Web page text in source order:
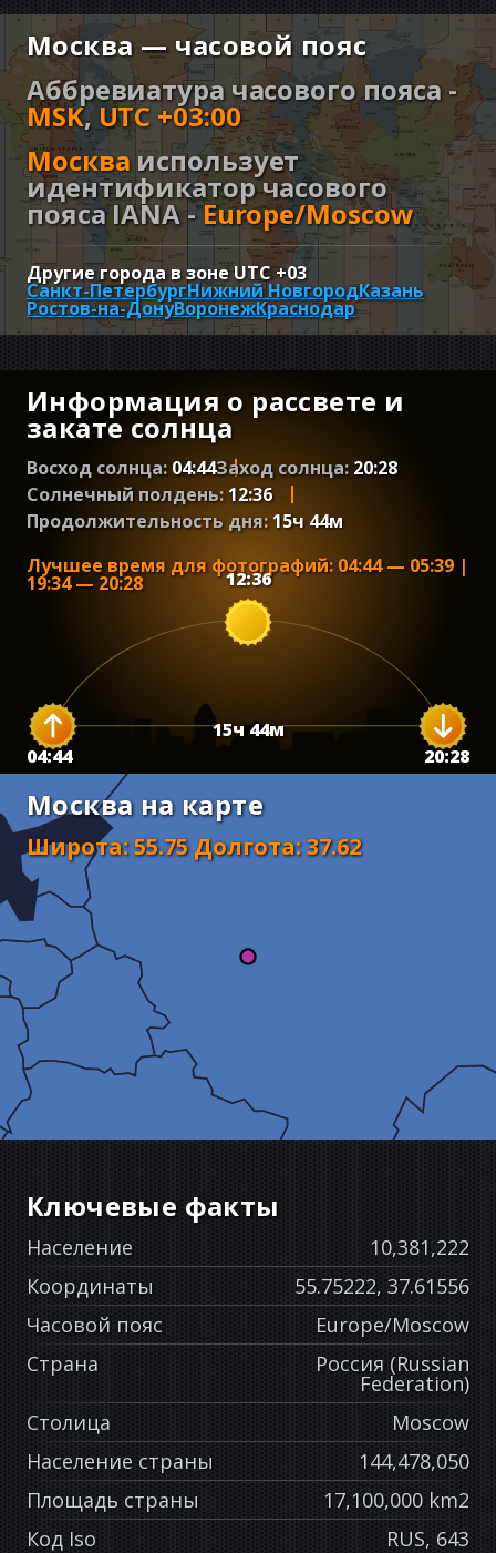
Москва — часовой пояс
Аббревиатура часового пояса -
MSK, UTC +03:00
Москваиспользует
идентификатор часового
пояса IANA -Europe/Moscow
Другие города в зоне UTC+03
Санкт-ПетербургНижний НовгородКазань
Ростов-на-ДонуВоронежКраснодар
Информация о рассвете и
закате солнца
Восход солнца: 04:44Заход солнца: 20:28
Солнечный полдень: 12:36
Продолжительность дня: 15ч 44м
Лучшее время для фотографий: 04:44— 05:39 |
19:34— 20:28
04:44 20:28
12:36
15ч44м
Москва на карте
Широта:55.75 Долгота:37.62
Ключевые факты
Население
10,381,222
Координаты
55.75222, 37.61556
Часовой пояс
Europe/Moscow
Страна
Россия (Russian
Federation)
Столица
Moscow
Население страны
144,478,050
Площадь страны
17,100,000 km2
Код Iso
RUS, 643